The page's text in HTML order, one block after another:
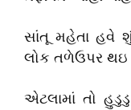
સાંતૂ મહેતા
લોક તળેઉપર
એટલામાં તો